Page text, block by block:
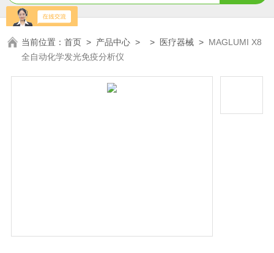
当前位置：首页 > 产品中心 > > 医疗器械 > MAGLUMI X8
全自动化学发光免疫分析仪